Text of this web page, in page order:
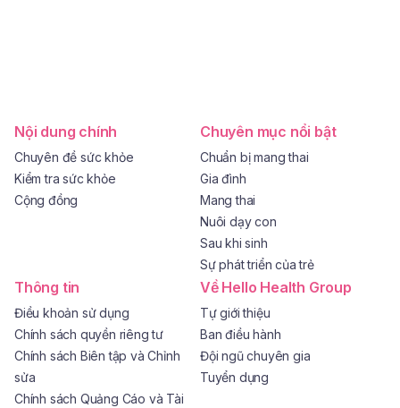
Nội dung chính
Chuyên đề sức khỏe
Kiểm tra sức khỏe
Cộng đồng
Chuyên mục nổi bật
Chuẩn bị mang thai
Gia đình
Mang thai
Nuôi dạy con
Sau khi sinh
Sự phát triển của trẻ
Thông tin
Điều khoản sử dụng
Chính sách quyền riêng tư
Chính sách Biên tập và Chỉnh
sửa
Chính sách Quảng Cáo và Tài
Về Hello Health Group
Tự giới thiệu
Ban điều hành
Đội ngũ chuyên gia
Tuyển dụng